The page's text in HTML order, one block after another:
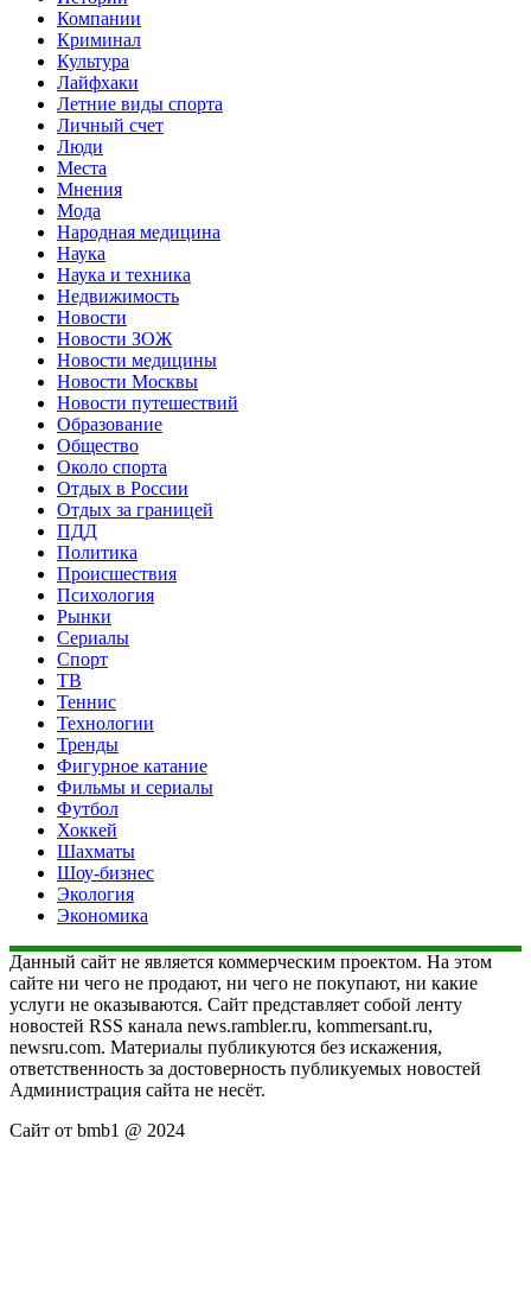
Компании
Криминал
Культура
Лайфхаки
Летние виды спорта
Личный счет
Люди
Места
Мнения
Мода
Народная медицина
Наука
Наука и техника
Недвижимость
Новости
Новости ЗОЖ
Новости медицины
Новости Москвы
Новости путешествий
Образование
Общество
Около спорта
Отдых в России
Отдых за границей
ПДД
Политика
Происшествия
Психология
Рынки
Сериалы
Спорт
ТВ
Теннис
Технологии
Тренды
Фигурное катание
Фильмы и сериалы
Футбол
Хоккей
Шахматы
Шоу-бизнес
Экология
Экономика
Данный сайт не является коммерческим проектом. На этом
сайте ни чего не продают, ни чего не покупают, ни какие
услуги не оказываются. Сайт представляет собой ленту
новостей RSS канала news.rambler.ru, kommersant.ru,
newsru.com. Материалы публикуются без искажения,
ответственность за достоверность публикуемых новостей
Администрация сайта не несёт.
Сайт от bmb1 @ 2024